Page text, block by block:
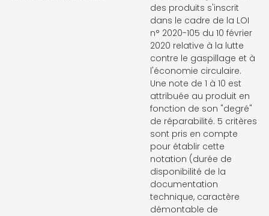
des produits s'inscrit
dans le cadre de la LOI
n° 2020-105 du 10 février
2020 relative à la lutte
contre le gaspillage et à
l'économie circulaire.
Une note de 1 à 10 est
attribuée au produit en
fonction de son "degré"
de réparabilité. 5 critères
sont pris en compte
pour établir cette
notation (durée de
disponibilité de la
documentation
technique, caractère
démontable de